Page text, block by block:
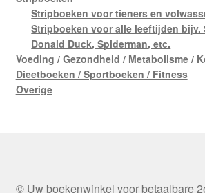
Stripboeken voor tieners en
Stripboeken voor alle leeftijden bijv.
Donald Duck, Spiderman, etc.
Voeding / Gezondheid / Metabolisme /
Dieetboeken / Sportboeken / Fitness
Overige
© Uw boekenwinkel voor betaalbare